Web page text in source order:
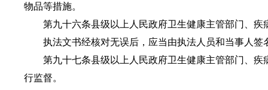
物品等措施。
第九十六条县级以上人民政府卫生健康主管部门、疾
执法文书经核对无误后，应当由执法人员和当事人签
第九十七条县级以上人民政府卫生健康主管部门、疾
行监督。